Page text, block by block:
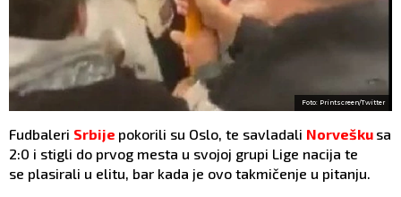
Foto: Printscreen/Twitter
Fudbaleri Srbije pokorili su Oslo, te savladali Norvešku sa
2:0 i stigli do prvog mesta u svojoj grupi Lige nacija te
se plasirali u elitu, bar kada je ovo takmičenje u pitanju.